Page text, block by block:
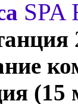
SPA
(15